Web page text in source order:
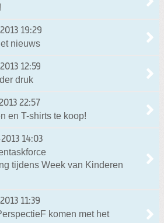
19:29
nieuws
12:59
druk
22:57
en T-shirts te koop!
14:03
tijdens Week van Kinderen
11:39
komen met het